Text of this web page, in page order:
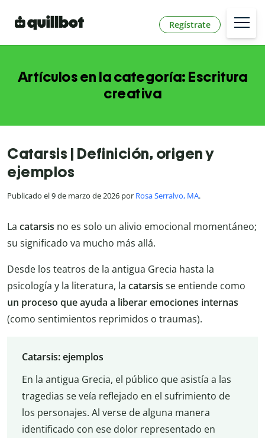
Regístrate
Artículos en la categoría: Escritura
creativa
Catarsis | Definición, origen y
ejemplos
Publicado el 9 de marzo de 2026 por Rosa Serralvo, MA.
La catarsis no es solo un alivio emocional momentáneo;
su significado va mucho más allá.
Desde los teatros de la antigua Grecia hasta la
psicología y la literatura, la catarsis se entiende como
un proceso que ayuda a liberar emociones internas
(como sentimientos reprimidos o traumas).
Catarsis: ejemplos
En la antigua Grecia, el público que asistía a las
tragedias se veía reflejado en el sufrimiento de
los personajes. Al verse de alguna manera
identificado con ese dolor representado en